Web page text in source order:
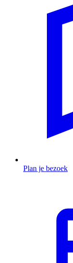
Plan je bezoek